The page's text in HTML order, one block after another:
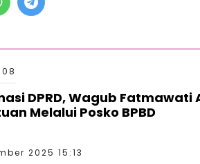
DPRD, Wagub Fatmawati
Melalui Posko BPBD
2025 15:13